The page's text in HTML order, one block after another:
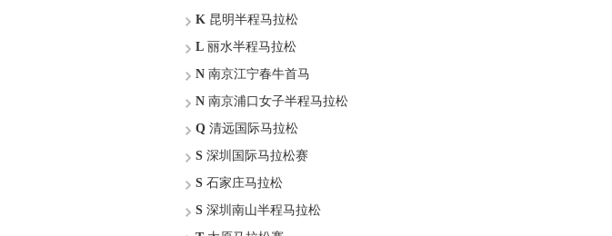
K昆明半程马拉松
L丽水半程马拉松
N南京江宁春牛首马
N南京浦口女子半程马拉松
Q清远国际马拉松
S深圳国际马拉松赛
S石家庄马拉松
S深圳南山半程马拉松